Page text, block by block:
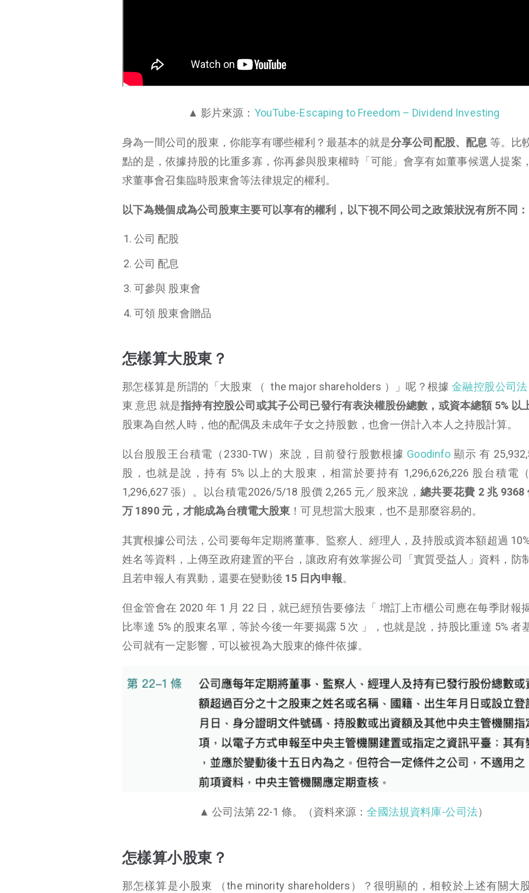
▲ 影片來源： YouTube-Escaping to Freedom – Dividend Investing
身為一間公司的股東，你能享有哪些權利？最基本的就是分享公司配股、配息 等。比
點的是，依據持股的比重多寡，你再參與股東權時「可能」會享有如董事候選人提案
求董事會召集臨時股東會等法律規定的權利。
以下為幾個成為公司股東主要可以享有的權利，以下視不同公司之政策狀況有所不同：
公司 配股
公司 配息
可參與 股東會
可領 股東會贈品
怎樣算大股東？
那怎樣算是所謂的「大股東 （ the major shareholders ）」呢？根據金融控股公司法
東 意思 就是指持有控股公司或其子公司已發行有表決權股份總數，或資本總額 5% 以
股東為自然人時，他的配偶及未成年子女之持股數，也會一併計入本人之持股計算。
以台股股王台積電（2330-TW）來說，目前發行股數根據 Goodinfo 顯示 有
股，也就是說，持有 5% 以上的大股東，相當於要持有 1,296,626,226 股台積電
1,296,627 張）。以台積電2026/5/18 股價 2,265 元／股來說， 總共要花費 2 兆 9368
万 1890 元，才能成為台積電大股東 ！可見想當大股東，也不是那麼容易的。
其實根據公司法，公司要每年定期將董事、監察人、經理人，及持股或資本額超過
姓名等資料，上傳至政府建置的平台，讓政府有效掌握公司「實質受益人」資料，防
且若申報人有異動，還要在變動後 15 日內申報。
但金管會在 2020 年 1 月 22 日，就已經預告要修法「 增訂上市櫃公司應在每季財報
比率達 5% 的股東名單，等於今後一年要揭露 5 次 」，也就是說，持股比重達 5% 者
公司就有一定影響，可以被視為大股東的條件依據。
▲ 公司法第 22-1 條。（資料來源：全國法規資料庫-公司法）
怎樣算小股東？
那怎樣算是小股東 （the minority shareholders）？很明顯的，相較於上述有關大